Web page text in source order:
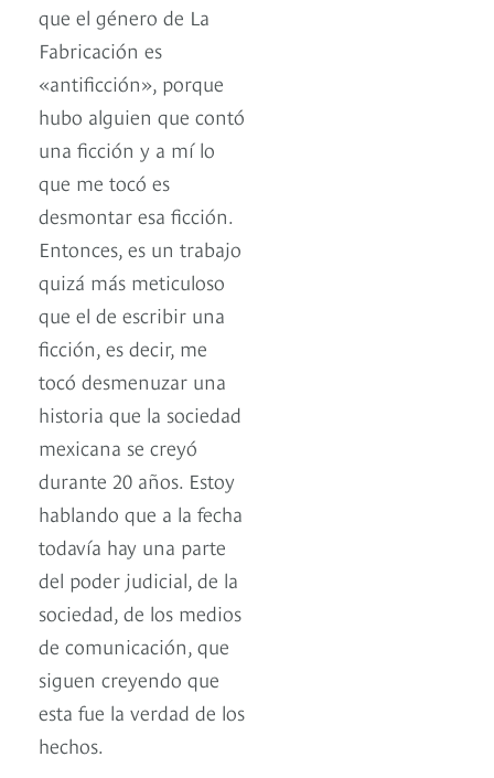
que el género de La
Fabricación es
«antificción», porque
hubo alguien que contó
una ficción y a mí lo
que me tocó es
desmontar esa ficción.
Entonces, es un trabajo
quizá más meticuloso
que el de escribir una
ficción, es decir, me
tocó desmenuzar una
historia que la sociedad
mexicana se creyó
durante 20 años. Estoy
hablando que a la fecha
todavía hay una parte
del poder judicial, de la
sociedad, de los medios
de comunicación, que
siguen creyendo que
esta fue la verdad de los
hechos.